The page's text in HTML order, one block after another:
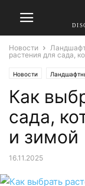
Новости
растения для сада,
Новости
Как
сада,
и зимой
16.11.2025